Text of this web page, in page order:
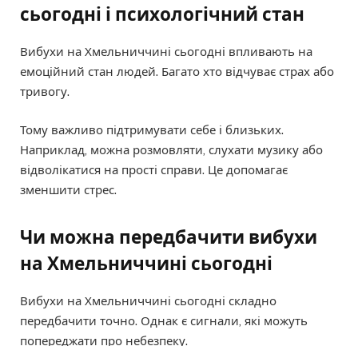
сьогодні і психологічний стан
Вибухи на Хмельниччині сьогодні впливають на
емоційний стан людей. Багато хто відчуває страх або
тривогу.
Тому важливо підтримувати себе і близьких.
Наприклад, можна розмовляти, слухати музику або
відволікатися на прості справи. Це допомагає
зменшити стрес.
Чи можна передбачити вибухи
на Хмельниччині сьогодні
Вибухи на Хмельниччині сьогодні складно
передбачити точно. Однак є сигнали, які можуть
попереджати про небезпеку.